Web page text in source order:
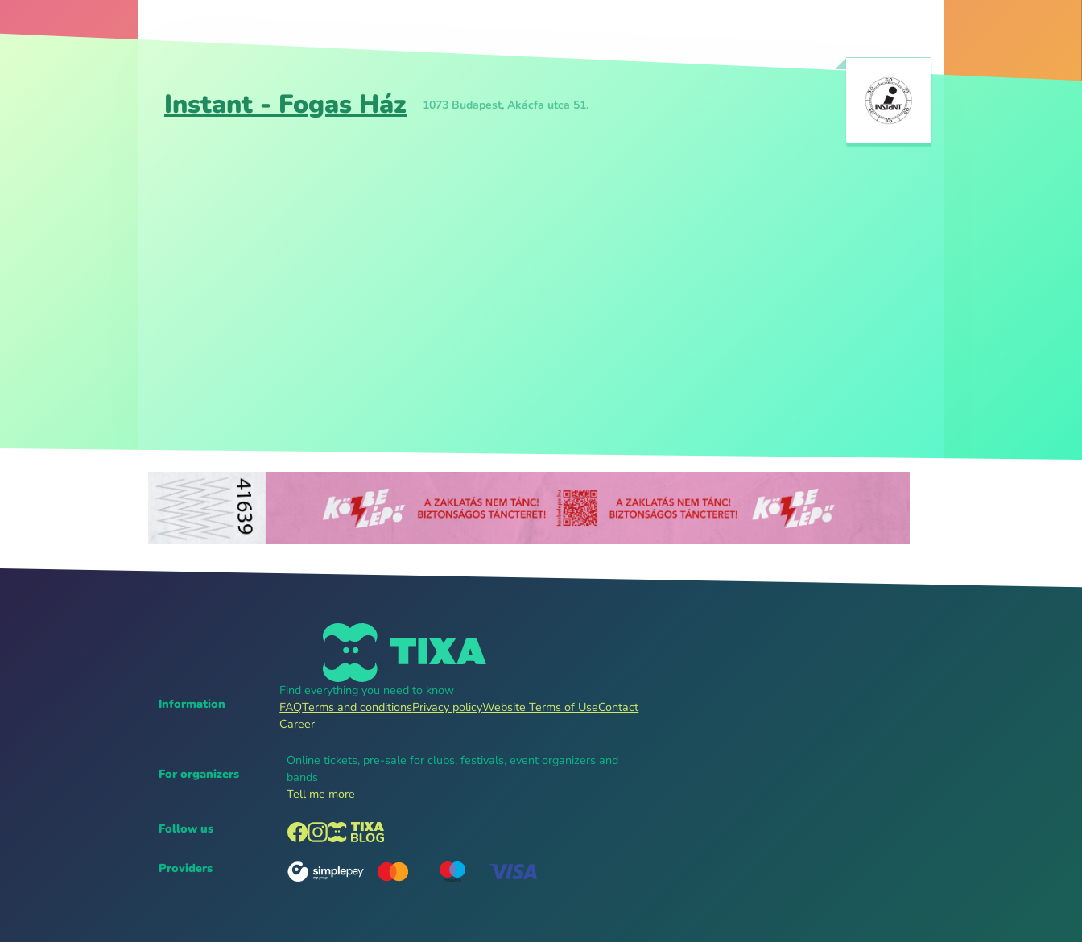
Instant - Fogas Ház 1073 Budapest, Akácfa utca 51.
Information
Find everything you need to know
FAQTerms and conditionsPrivacy policyWebsite Terms of UseContact
Career
For organizers
Online tickets, pre-sale for clubs, festivals, event organizers and
bands
Tell me more
Follow us
Providers